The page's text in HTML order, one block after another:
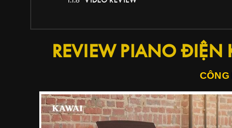
REVIEW PIANO ĐIỆN
CÔNG